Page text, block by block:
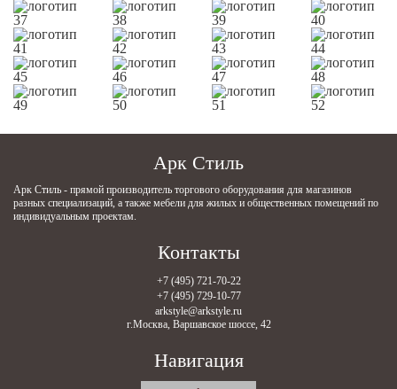
Арк Стиль
Арк Стиль - прямой производитель торгового оборудования для магазинов
разных специализаций, а также мебели для жилых и общественных помещений по
индивидуальным проектам.
Контакты
+7 (495) 721-70-22
+7 (495) 729-10-77
arkstyle@arkstyle.ru
г.Москва, Варшавское шоссе, 42
Навигация